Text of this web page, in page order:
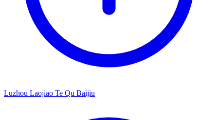
Luzhou Laojiao Te Qu Baijiu